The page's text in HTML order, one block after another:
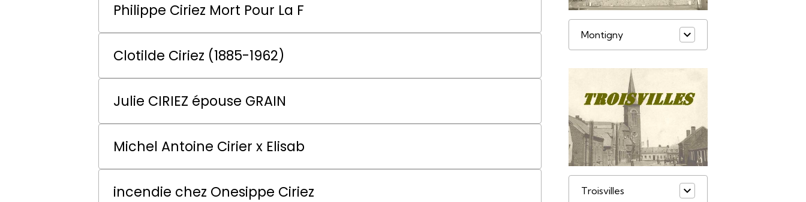
Philippe Ciriez Mort Pour La F
Clotilde Ciriez (1885-1962)
Julie CIRIEZ épouse GRAIN
Michel Antoine Cirier x Elisab
incendie chez Onesippe Ciriez
Montigny
Troisvilles